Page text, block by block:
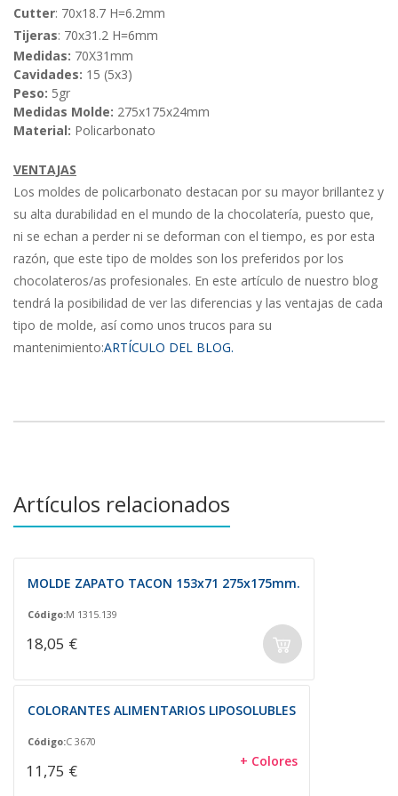
Cutter: 70x18.7 H=6.2mm
Tijeras: 70x31.2 H=6mm
Medidas: 70X31mm
Cavidades: 15 (5x3)
Peso: 5gr
Medidas Molde: 275x175x24mm
Material: Policarbonato
VENTAJAS
Los moldes de policarbonato destacan por su mayor brillantez y
su alta durabilidad en el mundo de la chocolatería, puesto que,
ni se echan a perder ni se deforman con el tiempo, es por esta
razón, que este tipo de moldes son los preferidos por los
chocolateros/as profesionales. En este artículo de nuestro blog
tendrá la posibilidad de ver las diferencias y las ventajas de cada
tipo de molde, así como unos trucos para su
mantenimiento:ARTÍCULO DEL BLOG.
Artículos relacionados
MOLDE ZAPATO TACON 153x71 275x175mm.
Código:M 1315.139
18,05 €
COLORANTES ALIMENTARIOS LIPOSOLUBLES
Código:C 3670
11,75 € + Colores